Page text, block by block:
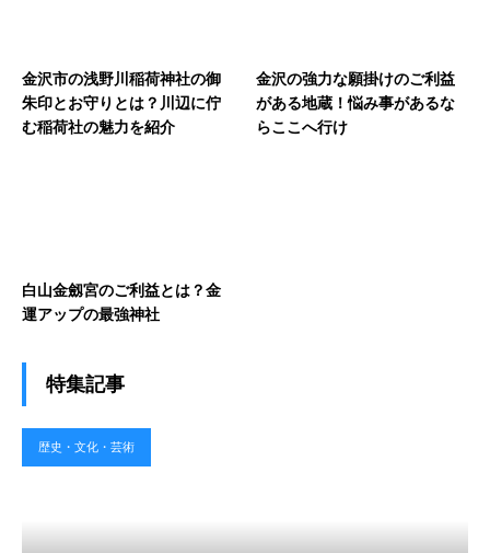
金沢市の浅野川稲荷神社の御
朱印とお守りとは？川辺に佇
む稲荷社の魅力を紹介
金沢の強力な願掛けのご利益
がある地蔵！悩み事があるな
らここへ行け
白山金劔宮のご利益とは？金
運アップの最強神社
特集記事
歴史・文化・芸術